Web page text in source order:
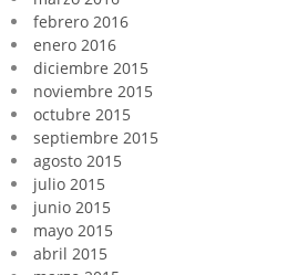
febrero 2016
enero 2016
diciembre 2015
noviembre 2015
octubre 2015
septiembre 2015
agosto 2015
julio 2015
junio 2015
mayo 2015
abril 2015